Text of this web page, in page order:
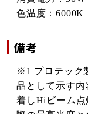
色温度：6000K
備考
※1 プロテック
品として示す
着しHiビーム点